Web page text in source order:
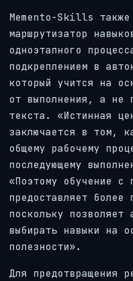
Memento-Skills также
маршрутизатор
одноэтапного
подкреплением в
который учится на
от выполнения, а не
текста. «Истинная
заключается в том,
общему рабочему
последующему
«Поэтому обучение с
предоставляет более
поскольку позволяет
выбирать навыки на
полезности».
Для предотвращения